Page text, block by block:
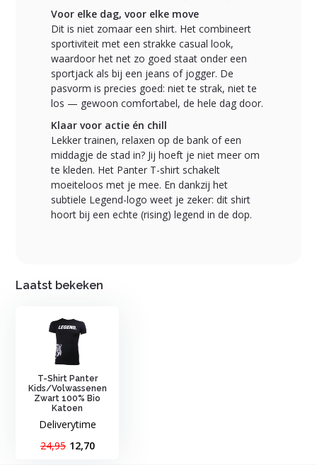
Voor elke dag, voor elke move
Dit is niet zomaar een shirt. Het combineert
sportiviteit met een strakke casual look,
waardoor het net zo goed staat onder een
sportjack als bij een jeans of jogger. De
pasvorm is precies goed: niet te strak, niet te
los — gewoon comfortabel, de hele dag door.
Klaar voor actie én chill
Lekker trainen, relaxen op de bank of een
middagje de stad in? Jij hoeft je niet meer om
te kleden. Het Panter T-shirt schakelt
moeiteloos met je mee. En dankzij het
subtiele Legend-logo weet je zeker: dit shirt
hoort bij een echte (rising) legend in de dop.
Laatst bekeken
T-Shirt Panter
Kids/Volwassenen
Zwart 100% Bio
Katoen
Deliverytime
24,95 12,70